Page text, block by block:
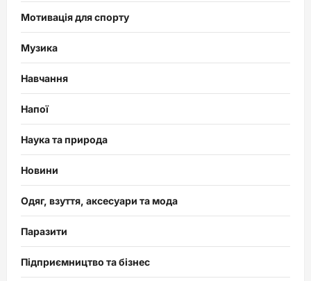
Мотивація для спорту
Музика
Навчання
Напої
Наука та природа
Новини
Одяг, взуття, аксесуари та мода
Паразити
Підприємництво та бізнес